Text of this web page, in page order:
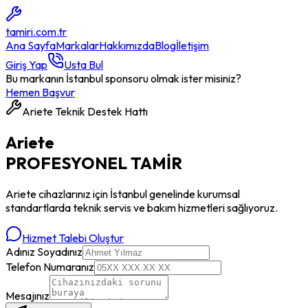
tamiri.com.tr
Ana SayfaMarkalarHakkımızdaBlogİletişim
Giriş Yap
Usta Bul
Bu markanın İstanbul sponsoru olmak ister misiniz?
Hemen Başvur
ArieteTeknik Destek Hattı
Ariete
PROFESYONELTAMİR
Arietecihazlarınız için İstanbul genelinde kurumsal
standartlarda teknik servis ve bakım hizmetleri sağlıyoruz.
Hizmet Talebi Oluştur
Adınız Soyadınız
Telefon Numaranız
Mesajınız